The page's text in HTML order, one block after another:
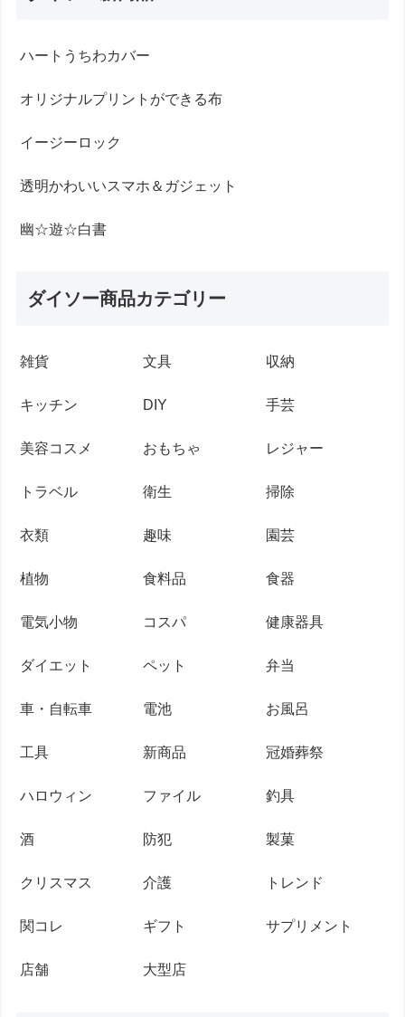
ハートうちわカバー
オリジナルプリントができる布
イージーロック
透明かわいいスマホ＆ガジェット
幽☆遊☆白書
ダイソー商品カテゴリー
雑貨 文具 収納
キッチン DIY 手芸
美容コスメ おもちゃ レジャー
トラベル 衛生 掃除
衣類 趣味 園芸
植物 食料品 食器
電気小物 コスパ 健康器具
ダイエット ペット 弁当
車・自転車 電池 お風呂
工具 新商品 冠婚葬祭
ハロウィン ファイル 釣具
酒 防犯 製菓
クリスマス 介護 トレンド
関コレ ギフト サプリメント
店舗 大型店